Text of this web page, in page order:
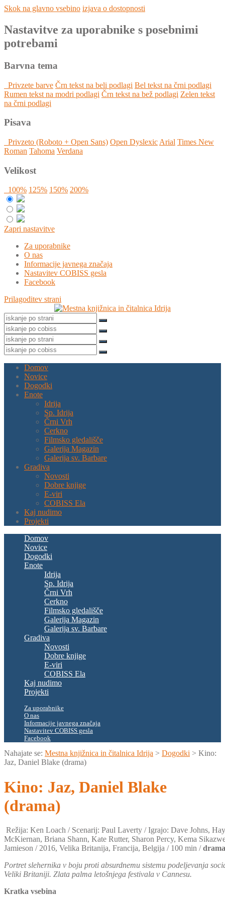
Skok na glavno vsebino izjava o dostopnosti
Nastavitve za uporabnike s posebnimi
potrebami
Barvna tema
Privzete barve Črn tekst na beli podlagi Bel tekst na črni podlagi
Rumen tekst na modri podlagi Črn tekst na bež podlagi Zelen tekst
na črni podlagi
Pisava
Privzeto (Roboto + Open Sans) Open Dyslexic Arial Times New
Roman Tahoma Verdana
Velikost
100% 125% 150% 200%
Zapri nastavitve
Za uporabnike
O nas
Informacije javnega značaja
Nastavitev COBISS gesla
Facebook
Prilagoditev strani
Domov
Novice
Dogodki
Enote
Idrija
Sp. Idrija
Črni Vrh
Cerkno
Filmsko gledališče
Galerija Magazin
Galerija sv. Barbare
Gradiva
Novosti
Dobre knjige
E-viri
COBISS Ela
Kaj nudimo
Projekti
Domov
Novice
Dogodki
Enote
Idrija
Sp. Idrija
Črni Vrh
Cerkno
Filmsko gledališče
Galerija Magazin
Galerija sv. Barbare
Gradiva
Novosti
Dobre knjige
E-viri
COBISS Ela
Kaj nudimo
Projekti
Za uporabnike
O nas
Informacije javnega značaja
Nastavitev COBISS gesla
Facebook
Nahajate se: Mestna knjižnica in čitalnica Idrija > Dogodki > Kino:
Jaz, Daniel Blake (drama)
Kino: Jaz, Daniel Blake
(drama)
Režija: Ken Loach / Scenarij: Paul Laverty / Igrajo: Dave Johns,
McKiernan, Briana Shann, Kate Rutter, Sharon Percy, Kema
Jamieson / 2016, Velika Britanija, Francija, Belgija / 100 min /drama
Portret slehernika v boju proti absurdnemu sistemu podeljevanja
Veliki Britaniji. Zlata palma letošnjega festivala v Cannesu.
Kratka vsebina